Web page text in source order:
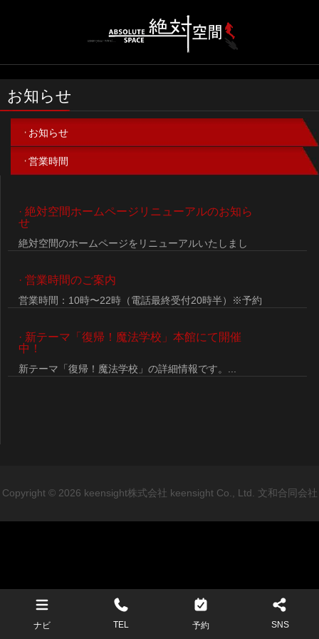
お知らせ
お知らせ
営業時間
· 絶対空間ホームページリニューアルのお知ら
せ
絶対空間のホームページをリニューアルいたしまし
ます。...
· 営業時間のご案内
営業時間：10時〜22時（電話最終受付20時半）※予約
· 新テーマ「復帰！魔法学校」本館にて開催
中！
新テーマ「復帰！魔法学校」の詳細情報です。...
Copyright © 2026 keensight株式会社 keensight Co., Ltd. 文和合同会社
ナビ TEL 予約 SNS